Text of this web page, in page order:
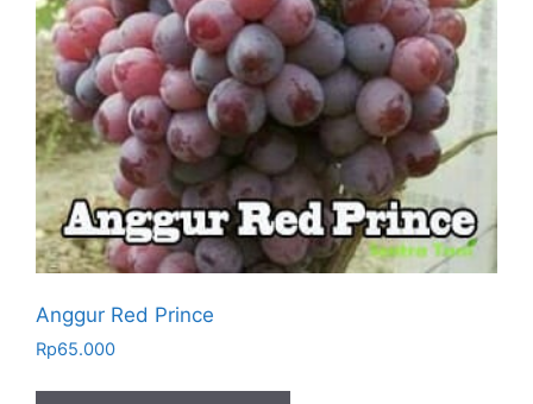
Anggur Red Prince
Rp65.000